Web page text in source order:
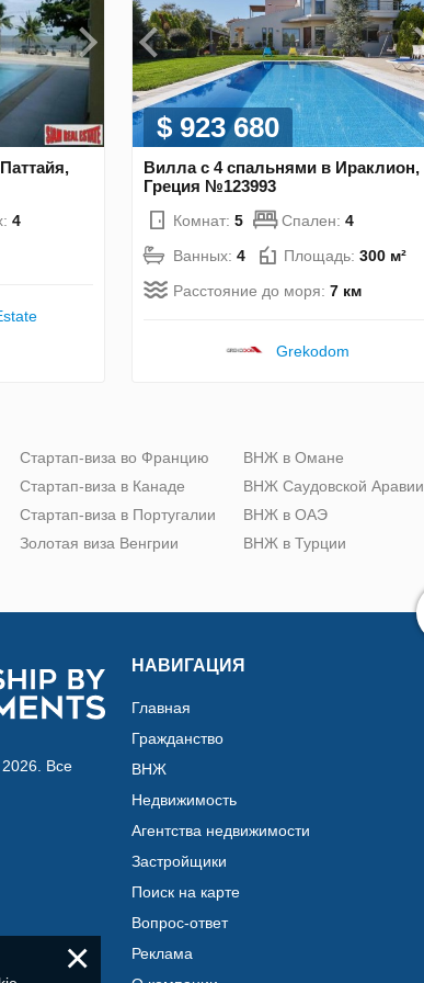
4
$ 923 680
Вилла с 4 спальнями в Ираклион,
Греция №123993
Комнат: 5 Спален: 4
Ванных: 4 Площадь: 300 м²
Расстояние до моря: 7 км
Grekodom
Стартап-виза во Францию
Стартап-виза в Канаде
Стартап-виза в Португалии
Золотая виза Венгрии
ВНЖ в Омане
ВНЖ Саудовской Аравии
ВНЖ в ОАЭ
ВНЖ в Турции
Все
НАВИГАЦИЯ
Главная
Гражданство
ВНЖ
Недвижимость
Агентства недвижимости
Застройщики
Поиск на карте
Вопрос-ответ
Реклама
×